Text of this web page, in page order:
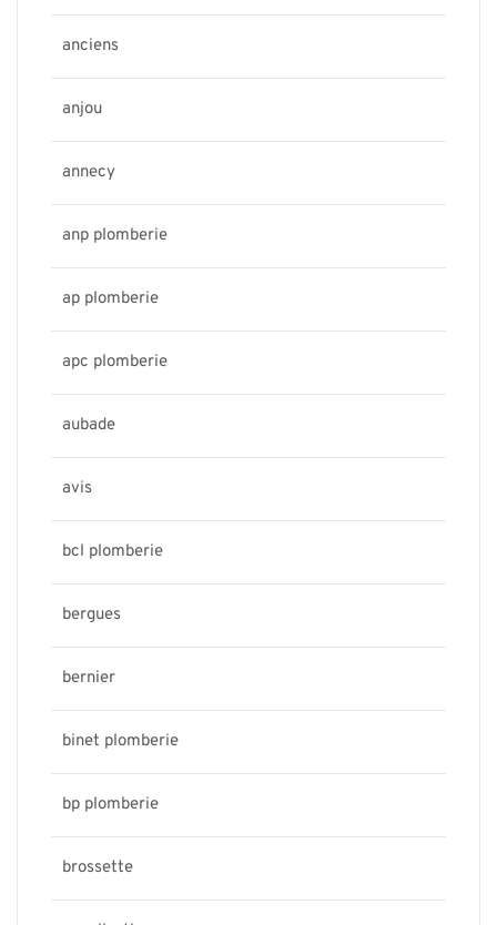
anciens
anjou
annecy
anp plomberie
ap plomberie
apc plomberie
aubade
avis
bcl plomberie
bergues
bernier
binet plomberie
bp plomberie
brossette